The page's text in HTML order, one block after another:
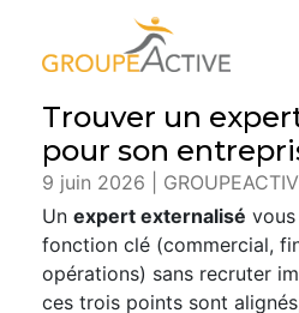
Trouver un
pour son
9 juin 2026 |
Un expert externalisé
fonction clé (commercial,
opérations) sans recruter
ces trois points sont